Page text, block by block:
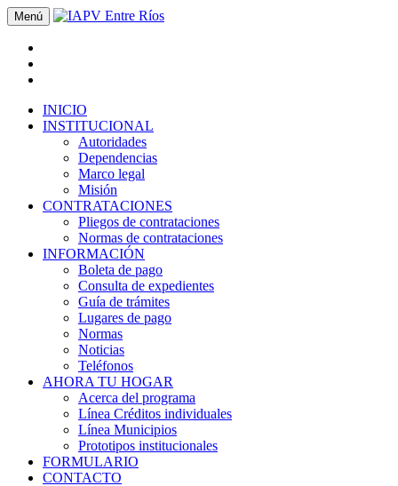
Menú
INICIO
INSTITUCIONAL
Autoridades
Dependencias
Marco legal
Misión
CONTRATACIONES
Pliegos de contrataciones
Normas de contrataciones
INFORMACIÓN
Boleta de pago
Consulta de expedientes
Guía de trámites
Lugares de pago
Normas
Noticias
Teléfonos
AHORA TU HOGAR
Acerca del programa
Línea Créditos individuales
Línea Municipios
Prototipos institucionales
FORMULARIO
CONTACTO